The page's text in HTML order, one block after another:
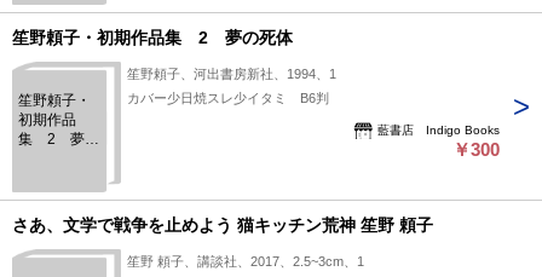
芸文庫）
笙野頼子・初期作品集 2 夢の死体
笙野頼子・
初期作品
集 2 夢の
笙野頼子、河出書房新社、1994、1
カバー少日焼スレ少イタミ B6判
藍書店 Indigo Books
￥300
さあ、文学で戦争を止めよう 猫キッチン荒神 笙野 頼子
笙野 頼子、講談社、2017、2.5~3cm、1